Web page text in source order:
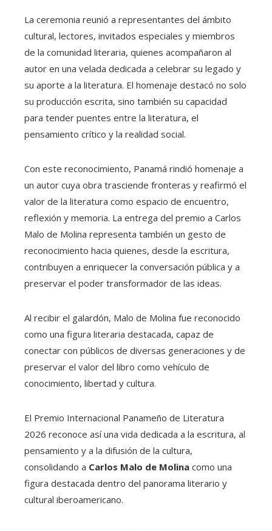
La ceremonia reunió a representantes del ámbito
cultural, lectores, invitados especiales y miembros
de la comunidad literaria, quienes acompañaron al
autor en una velada dedicada a celebrar su legado y
su aporte a la literatura. El homenaje destacó no solo
su producción escrita, sino también su capacidad
para tender puentes entre la literatura, el
pensamiento crítico y la realidad social.
Con este reconocimiento, Panamá rindió homenaje a
un autor cuya obra trasciende fronteras y reafirmó el
valor de la literatura como espacio de encuentro,
reflexión y memoria. La entrega del premio a Carlos
Malo de Molina representa también un gesto de
reconocimiento hacia quienes, desde la escritura,
contribuyen a enriquecer la conversación pública y a
preservar el poder transformador de las ideas.
Al recibir el galardón, Malo de Molina fue reconocido
como una figura literaria destacada, capaz de
conectar con públicos de diversas generaciones y de
preservar el valor del libro como vehículo de
conocimiento, libertad y cultura.
El Premio Internacional Panameño de Literatura
2026 reconoce así una vida dedicada a la escritura, al
pensamiento y a la difusión de la cultura,
consolidando a Carlos Malo de Molina como una
figura destacada dentro del panorama literario y
cultural iberoamericano.